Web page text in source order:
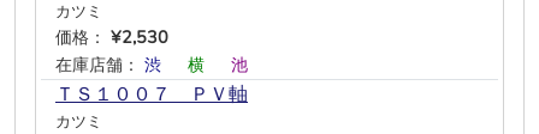
カツミ
価格： ¥2,530
在庫店舗： 渋 横 池
ＴＳ１００７ ＰＶ軸
カツミ